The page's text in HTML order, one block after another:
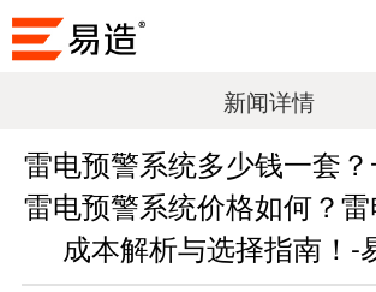
新闻详情
雷电预警系统多少钱一套
雷电预警系统价格如何？
成本解析与选择指南！-